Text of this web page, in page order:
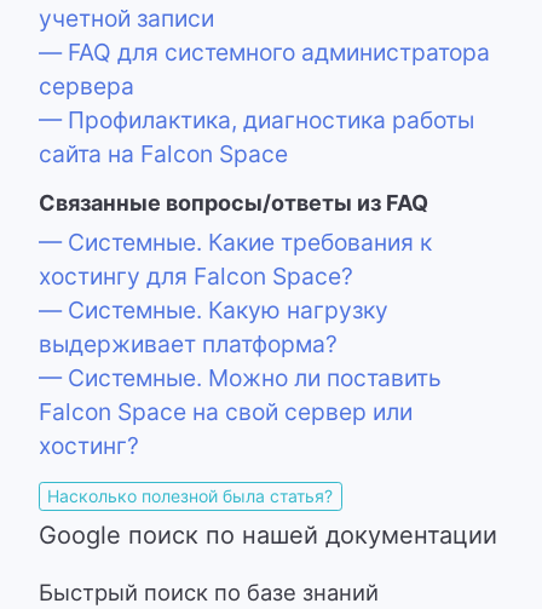
Быстрый поиск по базе знаний
учетной записи
— FAQ для системного администратора
сервера
— Профилактика, диагностика работы
сайта на Falcon Space
Связанные вопросы/ответы из FAQ
— Системные. Какие требования к
хостингу для Falcon Space?
— Системные. Какую нагрузку
выдерживает платформа?
— Системные. Можно ли поставить
Falcon Space на свой сервер или
хостинг?
Насколько полезной была статья?
Google поиск по нашей документации